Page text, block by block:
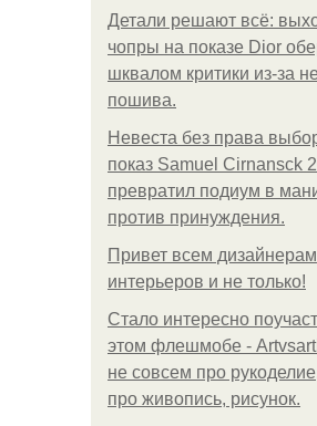
Детали решают всё:
чопры на показе Dior
шквалом критики из-за
пошива.
Невеста без права
показ Samuel Cirnansck
превратил подиум в
против принуждения.
Привет всем дизайнерам
интерьеров и не только!
Стало интересно
этом флешмобе -
не совсем про
про живопись, рисунок.